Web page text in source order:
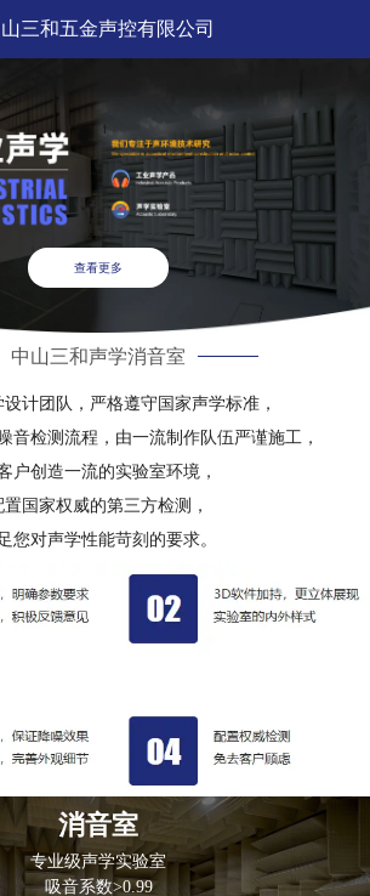
三和五金声控有限公司
查看更多
中山三和声学消音室
计团队，严格遵守国家声学标准，
音检测流程，由一流制作队伍严谨施工，
户创造一流的实验室环境，
置国家权威的第三方检测，
您对声学性能苛刻的要求。
消音室
专业级声学实验室
吸音系数>0.99